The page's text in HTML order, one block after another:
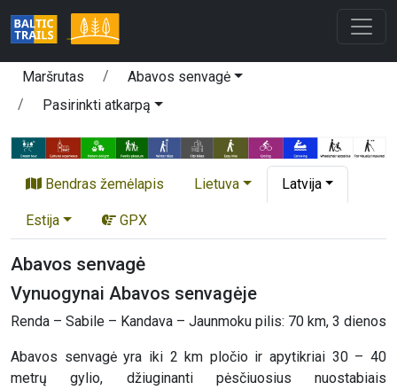
Maršrutas
Abavos senvagė
Pasirinkti atkarpą
Bendras žemėlapis Lietuva Latvija
Estija GPX
Abavos senvagė
Vynuogynai Abavos senvagėje
Renda – Sabile – Kandava – Jaunmoku pilis: 70 km, 3 dienos
Abavos senvagė yra iki 2 km pločio ir apytikriai 30 – 40
metrų gylio, džiuginanti pėsčiuosius nuostabiais